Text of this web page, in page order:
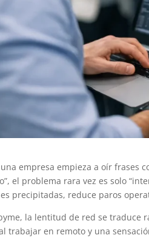
empresa empieza a oír frases
el problema rara vez es solo
precipitadas, reduce paros
la lentitud de red se traduce
trabajar en remoto y una